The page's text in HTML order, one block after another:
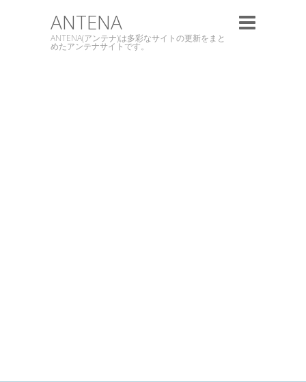
ANTENA
ANTENA(アンテナ)は多彩なサイトの更新をまと
めたアンテナサイトです。